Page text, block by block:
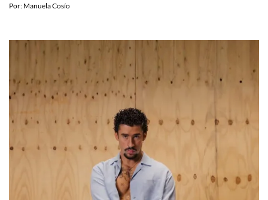
Por: Manuela Cosío